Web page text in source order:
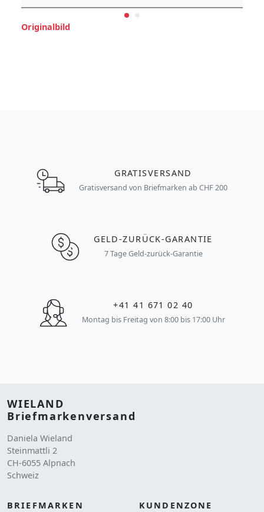
Originalbild
GRATISVERSAND
Gratisversand von Briefmarken ab CHF 200
GELD-ZURÜCK-GARANTIE
7 Tage Geld-zurück-Garantie
+41 41 671 02 40
Montag bis Freitag von 8:00 bis 17:00 Uhr
WIELAND
Briefmarkenversand
Daniela Wieland
Steinmattli 2
CH-6055 Alpnach
Schweiz
BRIEFMARKEN KUNDENZONE